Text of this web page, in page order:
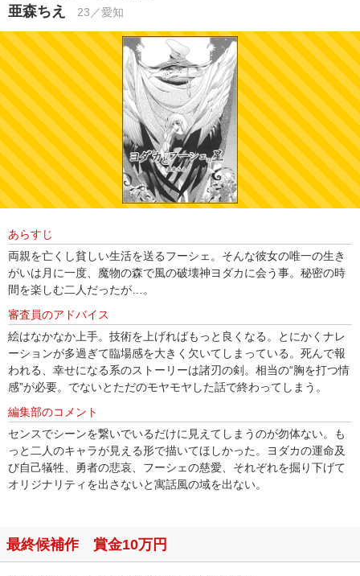
亜森ちえ 23／愛知
あらすじ
両親を亡くし貧しい生活を送るフーシェ。そんな彼女の唯一の生き
がいは月に一度、魔物の森で風の破壊神ヨダカに会う事。秘密の時
間を楽しむ二人だったが…。
審査員のアドバイス
絵はなかなか上手。技術を上げればもっと良くなる。とにかくナレ
ーションが多過ぎて臨場感を大きく欠いてしまっている。死んで報
われる、幸せになる系のストーリーは諸刃の剣。相当の“胸を打つ情
感”が必要。でないとただのモヤモヤした話で終わってしまう。
編集部のコメント
センスでシーンを繋いでいるだけに見えてしまうのが勿体ない。も
っと二人のキャラが見える形で描いてほしかった。ヨダカの運命及
び自己犠牲、勇者の悲哀、フーシェの慈愛、それぞれを掘り下げて
オリジナリティを出さないと寓話風の域を出ない。
最終候補作 賞金10万円